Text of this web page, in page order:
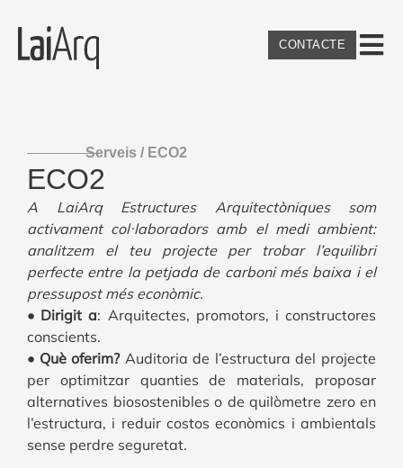
CONTACTE
Serveis / ECO2
ECO2
A LaiArq Estructures Arquitectòniques som
activament col·laboradors amb el medi ambient:
analitzem el teu projecte per trobar l’equilibri
perfecte entre la petjada de carboni més baixa i el
pressupost més econòmic.
• Dirigit a: Arquitectes, promotors, i constructores
conscients.
• Què oferim?Auditoria de l’estructura del projecte
per optimitzar quanties de materials, proposar
alternatives biosostenibles o de quilòmetre zero en
l’estructura, i reduir costos econòmics i ambientals
sense perdre seguretat.